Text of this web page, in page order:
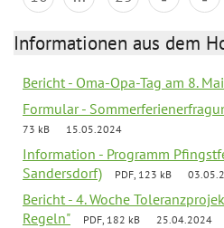
Informationen aus dem
Bericht - Oma-Opa-Tag am 8. Mai
Formular -
73 kB
15.05.2024
Information - Programm
Sandersdorf)
PDF, 123 kB
Bericht - 4. Woche
Regeln"
PDF, 182 kB 25.04.2024